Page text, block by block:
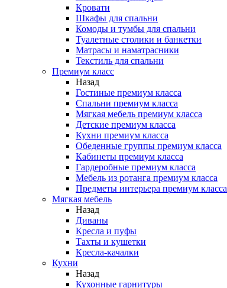
Кровати
Шкафы для спальни
Комоды и тумбы для спальни
Туалетные столики и банкетки
Матрасы и наматрасники
Текстиль для спальни
Премиум класс
Назад
Гостиные премиум класса
Спальни премиум класса
Мягкая мебель премиум класса
Детские премиум класса
Кухни премиум класса
Обеденные группы премиум класса
Кабинеты премиум класса
Гардеробные премиум класса
Мебель из ротанга премиум класса
Предметы интерьера премиум класса
Мягкая мебель
Назад
Диваны
Кресла и пуфы
Тахты и кушетки
Кресла-качалки
Кухни
Назад
Кухонные гарнитуры